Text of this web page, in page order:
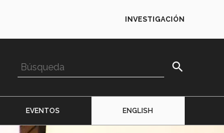
INVESTIGACIÓN
search
EVENTOS ENGLISH